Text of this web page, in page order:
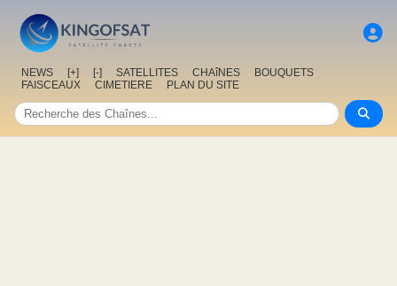
NEWS [+] [-] SATELLITES CHAîNES
BOUQUETS
FAISCEAUX
CIMETIERE PLAN DU SITE